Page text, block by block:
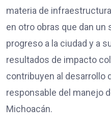
materia de
en otro obras que dan un
progreso a la ciudad y a
resultados de impacto
contribuyen al desarrollo
responsable del manejo
Michoacán.